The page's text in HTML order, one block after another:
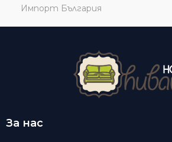
За нас